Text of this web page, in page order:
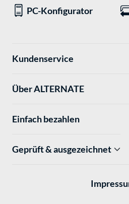
PC-Konfigurator
Kundenservice
Über ALTERNATE
Einfach bezahlen
Geprüft & ausgezeichnet